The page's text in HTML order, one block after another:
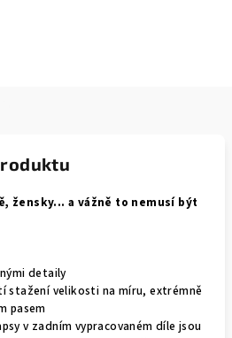
žensky... a vážně to nemusí být
detaily
stažení velikosti na míru, extrémně
pasem
v zadním vypracovaném díle jsou